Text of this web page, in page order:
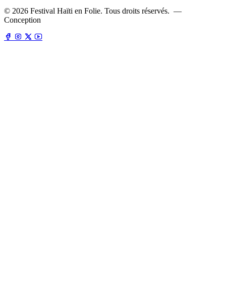
© 2026 Festival Haïti en Folie. Tous droits réservés. —
Conception